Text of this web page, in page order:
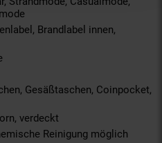
Brandlabel innen,
Gesäßtaschen, Coinpocket,
verdeckt
Reinigung möglich